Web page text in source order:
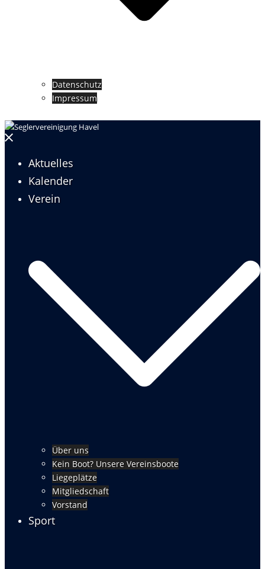
Datenschutz
Impressum
Menü
Aktuelles
Kalender
Verein
Über uns
Kein Boot? Unsere Vereinsboote
Liegeplätze
Mitgliedschaft
Vorstand
Sport